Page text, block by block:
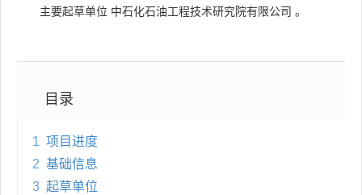
主要起草单位 中石化石油工程技术研究院有限公司 。
目录
1 项目进度
2 基础信息
3 起草单位